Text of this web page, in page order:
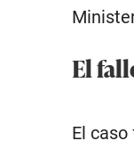
El
El